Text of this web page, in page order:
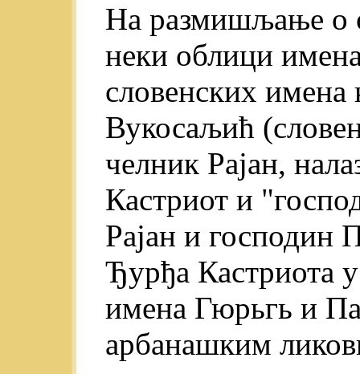
На размишљање о
неки облици
словенских
Вукосаљић
челник Рајан,
Кастриот и
Рајан и господин
Ђурђа Кастриота
имена Гюрьгь и
арбанашким